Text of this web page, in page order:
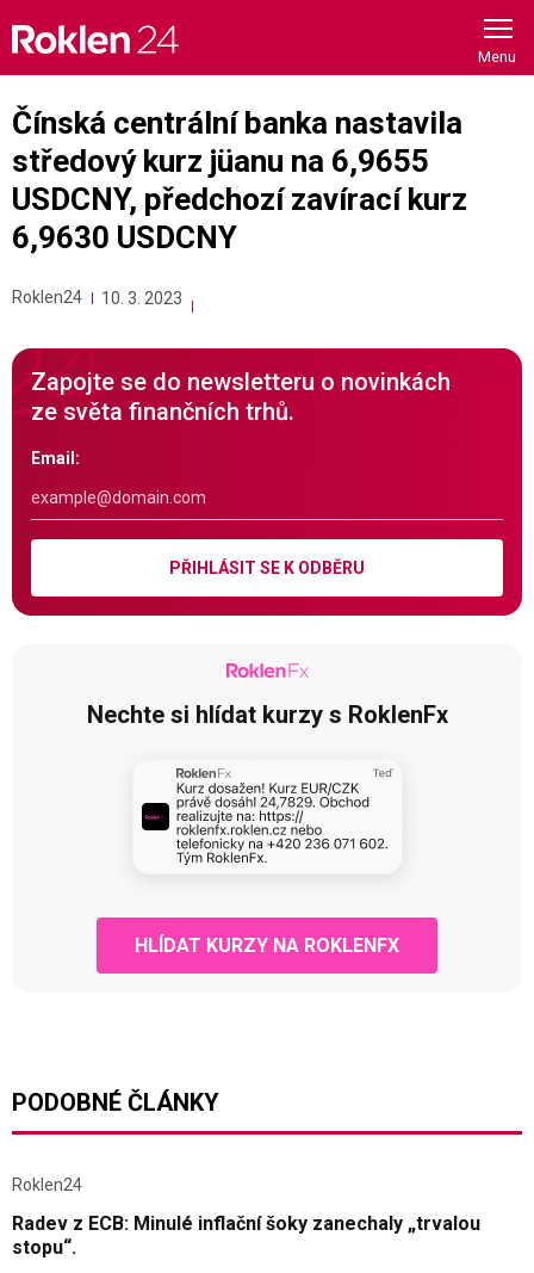
content
Čínská centrální banka nastavila
středový kurz jüanu na 6,9655
USDCNY, předchozí zavírací kurz
6,9630 USDCNY
Roklen24 10. 3. 2023
Zapojte se do newsletteru o novinkách
ze světa finančních trhů.
Email:
PŘIHLÁSIT SE K ODBĚRU
Nechte si hlídat kurzy s RoklenFx
HLÍDAT KURZY NA ROKLENFX
PODOBNÉ ČLÁNKY
Roklen24
Radev z ECB: Minulé inflační šoky zanechaly „trvalou
stopu“.